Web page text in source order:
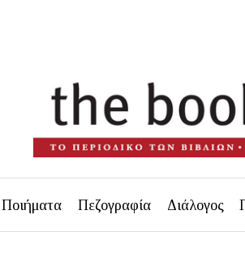
Ποιήματα Πεζογραφία Διάλογος